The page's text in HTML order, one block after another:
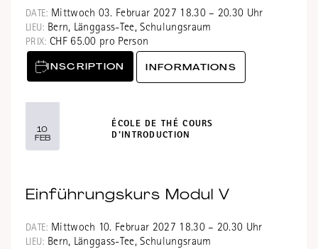
DATE: Mittwoch 03. Februar 2027 18.30 – 20.30 Uhr
LIEU: Bern, Länggass-Tee, Schulungsraum
PRIX: CHF 65.00 pro Person
INSCRIPTION INFORMATIONS
10
FEB
ÉCOLE DE THÉ COURS
D'INTRODUCTION
Einführungskurs Modul V
DATE: Mittwoch 10. Februar 2027 18.30 – 20.30 Uhr
LIEU: Bern, Länggass-Tee, Schulungsraum